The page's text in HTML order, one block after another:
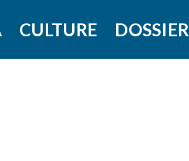
CULTURE DOSSIER